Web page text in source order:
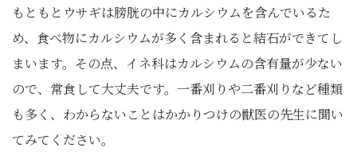
もともとウサギは膀胱の中にカルシウムを含んでいるた
め、食べ物にカルシウムが多く含まれると結石ができてし
まいます。その点、イネ科はカルシウムの含有量が少ない
ので、常食して大丈夫です。一番刈りや二番刈りなど種類
も多く、わからないことはかかりつけの獣医の先生に聞い
てみてください。